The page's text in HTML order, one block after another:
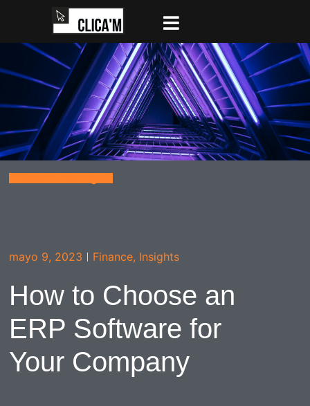
mayo 9, 2023 Finance, Insights
How to Choose an
ERP Software for
Your Company